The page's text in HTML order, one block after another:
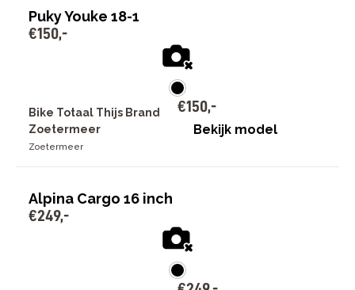
Puky Youke 18-1
€150,-
Bike Totaal Thijs Brand
Zoetermeer
Zoetermeer
€150,-
Bekijk model
Alpina Cargo 16 inch
€249,-